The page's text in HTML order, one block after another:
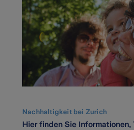
Nachhaltigkeit bei Zurich
Hier finden Sie